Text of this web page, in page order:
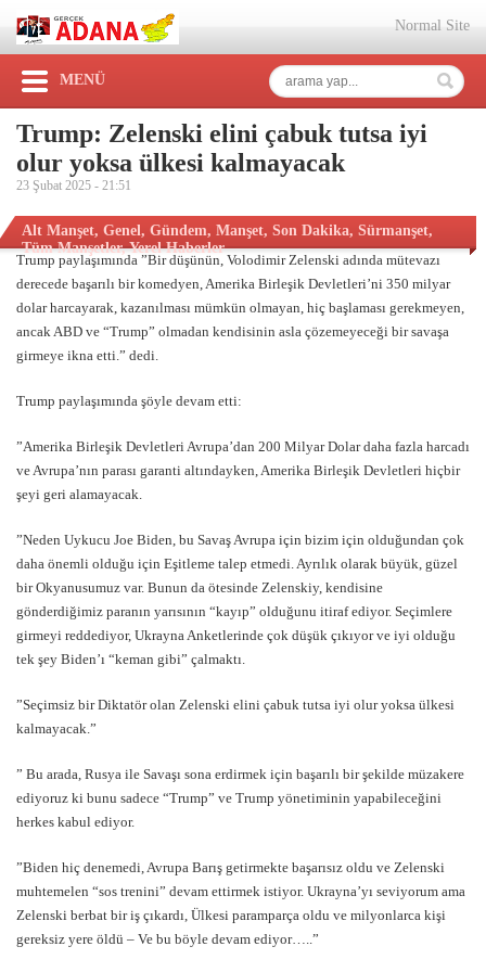
Normal Site
MENÜ
Trump: Zelenski elini çabuk tutsa iyi
olur yoksa ülkesi kalmayacak
23 Şubat 2025 - 21:51
Alt Manşet, Genel, Gündem, Manşet, Son Dakika, Sürmanşet,
Tüm Manşetler,Yerel Haberler
Trump paylaşımında ”Bir düşünün, Volodimir Zelenski adında mütevazı
derecede başarılı bir komedyen, Amerika Birleşik Devletleri’ni 350 milyar
dolar harcayarak, kazanılması mümkün olmayan, hiç başlaması gerekmeyen,
ancak ABD ve “Trump” olmadan kendisinin asla çözemeyeceği bir savaşa
girmeye ikna etti.” dedi.
Trump paylaşımında şöyle devam etti:
”Amerika Birleşik Devletleri Avrupa’dan 200 Milyar Dolar daha fazla harcadı
ve Avrupa’nın parası garanti altındayken, Amerika Birleşik Devletleri hiçbir
şeyi geri alamayacak.
”Neden Uykucu Joe Biden, bu Savaş Avrupa için bizim için olduğundan çok
daha önemli olduğu için Eşitleme talep etmedi. Ayrılık olarak büyük, güzel
bir Okyanusumuz var. Bunun da ötesinde Zelenskiy, kendisine
gönderdiğimiz paranın yarısının “kayıp” olduğunu itiraf ediyor. Seçimlere
girmeyi reddediyor, Ukrayna Anketlerinde çok düşük çıkıyor ve iyi olduğu
tek şey Biden’ı “keman gibi” çalmaktı.
”Seçimsiz bir Diktatör olan Zelenski elini çabuk tutsa iyi olur yoksa ülkesi
kalmayacak.”
” Bu arada, Rusya ile Savaşı sona erdirmek için başarılı bir şekilde müzakere
ediyoruz ki bunu sadece “Trump” ve Trump yönetiminin yapabileceğini
herkes kabul ediyor.
”Biden hiç denemedi, Avrupa Barış getirmekte başarısız oldu ve Zelenski
muhtemelen “sos trenini” devam ettirmek istiyor. Ukrayna’yı seviyorum ama
Zelenski berbat bir iş çıkardı, Ülkesi paramparça oldu ve milyonlarca kişi
gereksiz yere öldü – Ve bu böyle devam ediyor…..”